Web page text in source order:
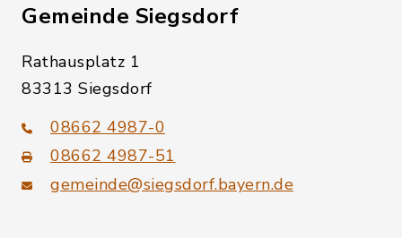
Gemeinde Siegsdorf
Rathausplatz 1
83313 Siegsdorf
08662 4987-0
08662 4987-51
gemeinde@siegsdorf.bayern.de